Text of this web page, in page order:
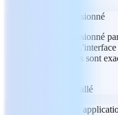
Je suis impressionné
Je suis impressionné
d'utilisation.
fonctionnalités sont
Labass Mallé
J'ai aimé cette